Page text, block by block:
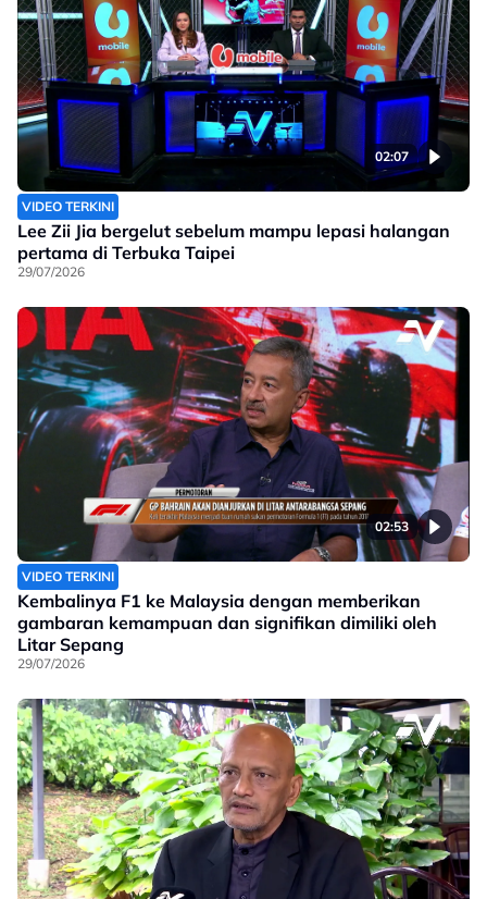
02:07
VIDEO TERKINI
Lee Zii Jia bergelut sebelum mampu lepasi halangan
pertama di Terbuka Taipei
29/07/2026
02:53
VIDEO TERKINI
Kembalinya F1 ke Malaysia dengan memberikan
gambaran kemampuan dan signifikan dimiliki oleh
Litar Sepang
29/07/2026